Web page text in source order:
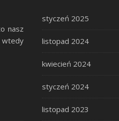
nasz
wtedy
styczeń 2025
listopad 2024
kwiecień 2024
styczeń 2024
listopad 2023